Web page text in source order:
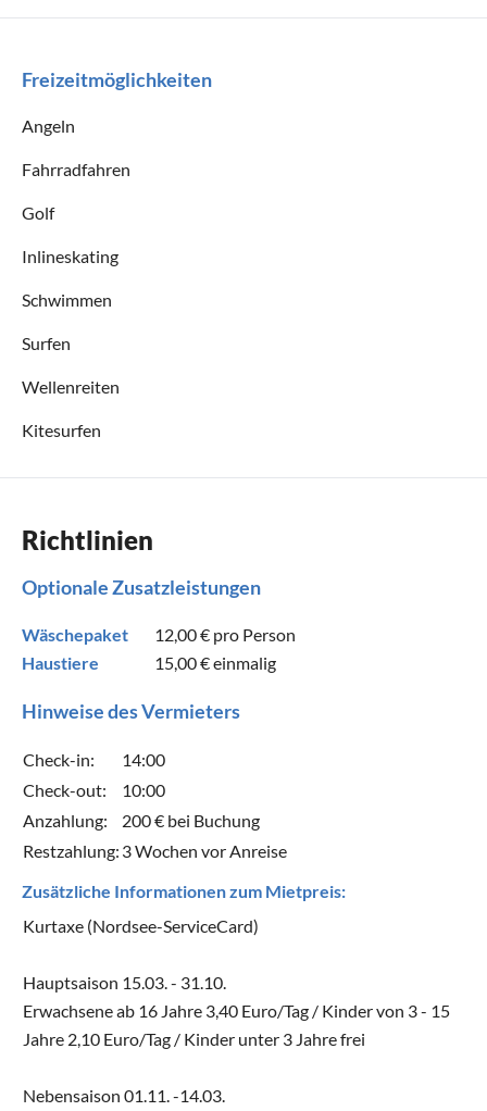
Freizeitmöglichkeiten
Angeln
Fahrradfahren
Golf
Inlineskating
Schwimmen
Surfen
Wellenreiten
Kitesurfen
Richtlinien
Optionale Zusatzleistungen
Wäschepaket 12,00 € pro Person
Haustiere
15,00 €einmalig
Hinweise des Vermieters
Check-in:
14:00
Check-out:
10:00
Anzahlung:
200 € bei Buchung
Restzahlung: 3 Wochen vor Anreise
Zusätzliche Informationen zum Mietpreis:
Kurtaxe (Nordsee-ServiceCard)
Hauptsaison 15.03. - 31.10.
Erwachsene ab 16 Jahre 3,40 Euro/Tag / Kinder von 3 - 15
Jahre 2,10 Euro/Tag / Kinder unter 3 Jahre frei
Nebensaison 01.11. -14.03.